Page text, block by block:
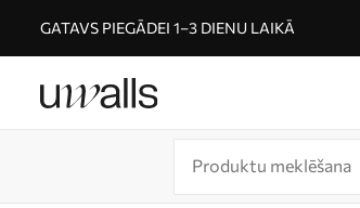
GATAVS PIEGĀDEI 1–3 DIENU LAIKĀ